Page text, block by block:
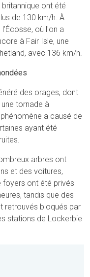
ont été
de 130 km/h. À
où l'on a
à Fair Isle, une
avec 136 km/h.
des orages, dont
tornade à
a causé de
ayant été
arbres ont
et des voitures,
foyers ont été privés
tandis que des
retrouvés bloqués par
stations de Lockerbie